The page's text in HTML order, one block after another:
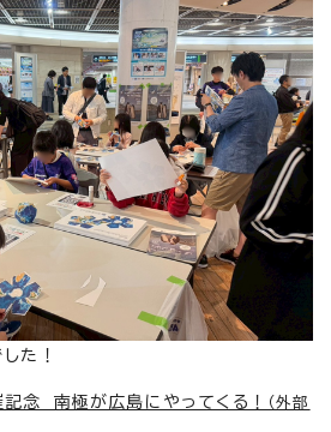
た！
念 南極が広島にやってくる！
（外部